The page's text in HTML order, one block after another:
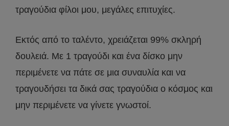
τραγούδια φίλοι μου, μεγάλες επιτυχίες.
Εκτός από το ταλέντο, χρειάζεται 99% σκληρή
δουλειά. Με 1 τραγούδι και ένα δίσκο μην
περιμένετε να πάτε σε μια συναυλία και να
τραγουδήσει τα δικά σας τραγούδια ο κόσμος και
μην περιμένετε να γίνετε γνωστοί.